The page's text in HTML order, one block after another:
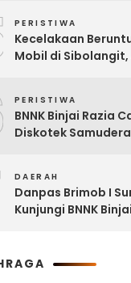
PERISTIWA
Kecelakaan
Mobil di Sibolangit,
PERISTIWA
BNNK Binjai Razia
Diskotek
DAERAH
Danpas Brimob I
Kunjungi BNNK